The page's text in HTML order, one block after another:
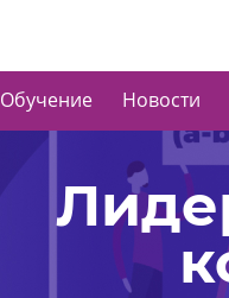
Обучение Новости